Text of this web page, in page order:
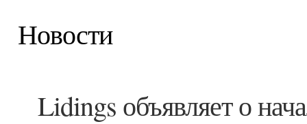
Новости
Lidings объявляет о